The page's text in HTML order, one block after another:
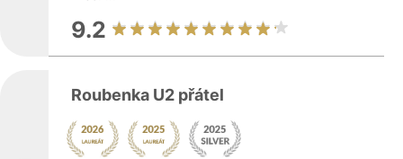
9.2
Roubenka U2 přátel